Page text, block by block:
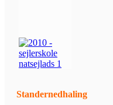
Standernedhaling